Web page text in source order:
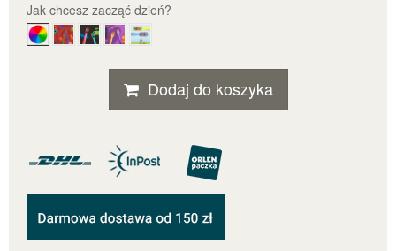
Jak chcesz zacząć dzień?
Dodaj do koszyka